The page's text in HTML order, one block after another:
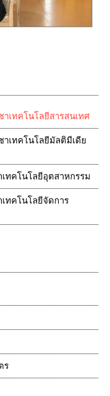
เทคโนโลยีสารสนเทศ
เทคโนโลยีมัลติมีเดีย
ทคโนโลยีอุตสาหกรรม
ทคโนโลยีจัดการ
ร